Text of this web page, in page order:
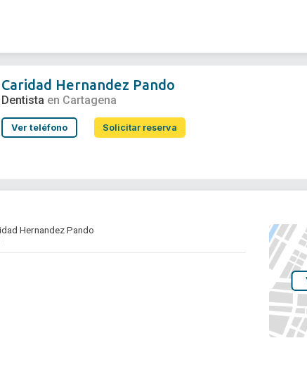
Pando
Caridad Hernandez Pando
Dentista en Cartagena
Ver teléfono Solicitar reserva
Hernandez Pando